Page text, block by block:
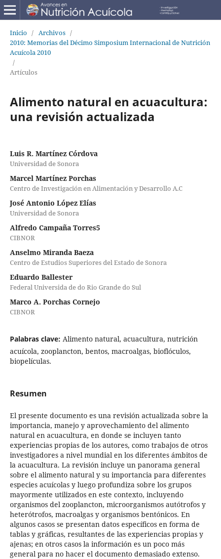
Inicio / Archivos /
2010: Memorias del Décimo Simposium Internacional de Nutrición
Acuícola 2010
/
Artículos
Alimento natural en acuacultura:
una revisión actualizada
Luis R. Martínez Córdova
Universidad de Sonora
Marcel Martínez Porchas
Centro de Investigación en Alimentación y Desarrollo A.C
José Antonio López Elías
Universidad de Sonora
Alfredo Campaña Torres5
CIBNOR
Anselmo Miranda Baeza
Centro de Estudios Superiores del Estado de Sonora
Eduardo Ballester
Federal Universida de do Rio Grande do Sul
Marco A. Porchas Cornejo
CIBNOR
Palabras clave: Alimento natural, acuacultura, nutrición
acuícola, zooplancton, bentos, macroalgas, bioflóculos,
biopelículas.
Resumen
El presente documento es una revisión actualizada sobre la
importancia, manejo y aprovechamiento del alimento
natural en acuacultura, en donde se incluyen tanto
experiencias propias de los autores, como trabajos de otros
investigadores a nivel mundial en los diferentes ámbitos de
la acuacultura. La revisión incluye un panorama general
sobre el alimento natural y su importancia para diferentes
especies acuícolas y luego profundiza sobre los grupos
mayormente utilizados en este contexto, incluyendo
organismos del zooplancton, microorganismos autótrofos y
heterótrofos, macroalgas y organismos bentónicos. En
algunos casos se presentan datos específicos en forma de
tablas y gráficas, resultantes de las experiencias propias y
ajenas; en otros casos la información es un poco más
general para no hacer el documento demasiado extenso.